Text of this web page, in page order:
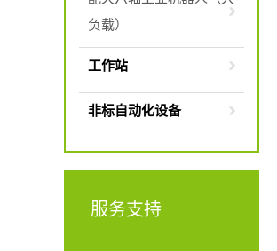
负载）
工作站
非标自动化设备
服务支持